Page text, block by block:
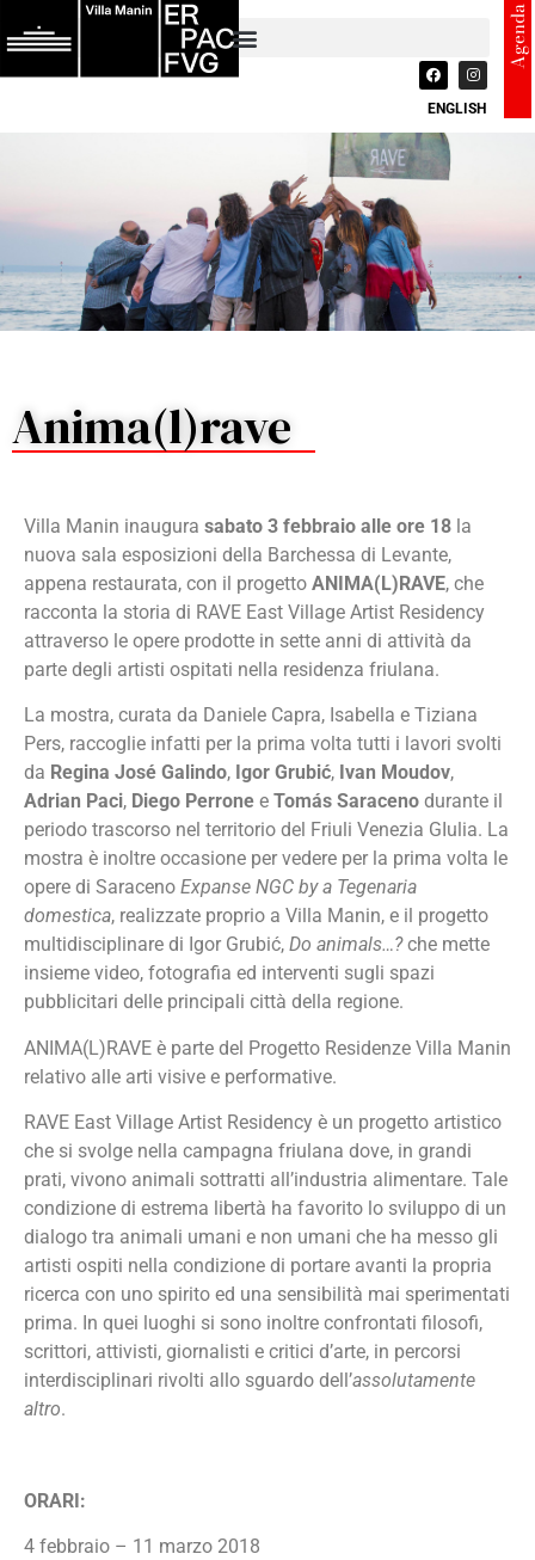
ENGLISH
Agenda
Anima(l)rave
Villa Manin inaugura sabato 3 febbraio alle ore 18 la
nuova sala esposizioni della Barchessa di Levante,
appena restaurata, con il progetto ANIMA(L)RAVE, che
racconta la storia di RAVE East Village Artist Residency
attraverso le opere prodotte in sette anni di attività da
parte degli artisti ospitati nella residenza friulana.
La mostra, curata da Daniele Capra, Isabella e Tiziana
Pers, raccoglie infatti per la prima volta tutti i lavori svolti
da Regina José Galindo, Igor Grubić, Ivan Moudov,
Adrian Paci, Diego Perrone e Tomás Saraceno durante il
periodo trascorso nel territorio del Friuli Venezia GIulia. La
mostra è inoltre occasione per vedere per la prima volta le
opere di Saraceno Expanse NGC by a Tegenaria
domestica, realizzate proprio a Villa Manin, e il progetto
multidisciplinare di Igor Grubić, Do animals…?che mette
insieme video, fotografia ed interventi sugli spazi
pubblicitari delle principali città della regione.
ANIMA(L)RAVE è parte del Progetto Residenze Villa Manin
relativo alle arti visive e performative.
RAVE East Village Artist Residency è un progetto artistico
che si svolge nella campagna friulana dove, in grandi
prati, vivono animali sottratti all ’industria alimentare. Tale
condizione di estrema libertà ha favorito lo sviluppo di un
dialogo tra animali umani e non umani che ha messo gli
artisti ospiti nella condizione di portare avanti la propria
ricerca con uno spirito ed una sensibilità mai sperimentati
prima. In quei luoghi si sono inoltre confrontati filosofi,
scrittori, attivisti, giornalisti e critici d’arte, in percorsi
interdisciplinari rivolti allo sguardo dell ’assolutamente
altro.
ORARI:
4 febbraio – 11 marzo 2018